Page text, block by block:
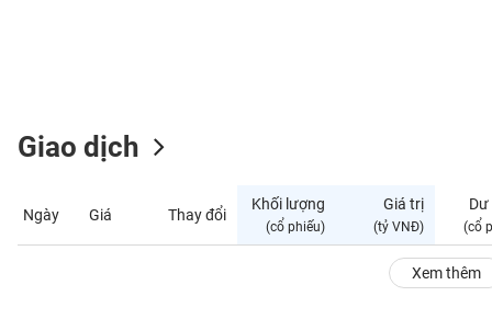
Giao dịch
Ngày Giá Thay đổi
Khối lượng
(cổ phiếu)
Giá trị
(tỷ VNĐ)
Dư
(cổ
Xem thêm
CÁ
NHÂN